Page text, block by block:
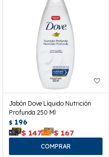
Jabón Dove Líquido Nutrición
Profunda 250 Ml
$ 196
$ 147 $ 167